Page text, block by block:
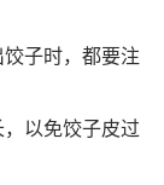
子时，都要注
以免饺子皮过